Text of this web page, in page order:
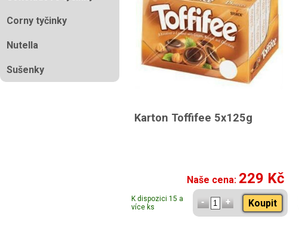
Corny tyčinky
Nutella
Sušenky
Karton Toffifee 5x125g
Naše cena: 229 Kč
K dispozici 15 a
více ks
Koupit